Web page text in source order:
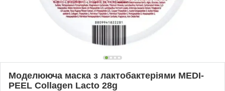
Моделююча маска з лактобактеріями MEDI-
PEEL Collagen Lacto 28g